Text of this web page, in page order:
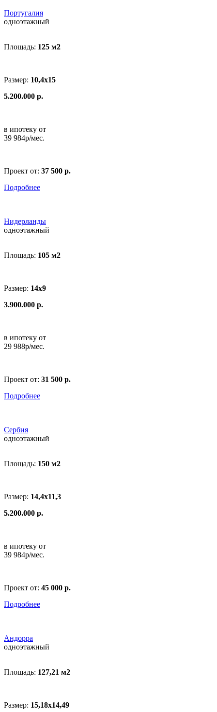
Португалия
одноэтажный
Площадь: 125 м2
Размер: 10,4х15
5.200.000 р.
в ипотеку от
39 984р/мес.
Проект от: 37 500 р.
Подробнее
Нидерланды
одноэтажный
Площадь: 105 м2
Размер: 14х9
3.900.000 р.
в ипотеку от
29 988р/мес.
Проект от: 31 500 р.
Подробнее
Сербия
одноэтажный
Площадь: 150 м2
Размер: 14,4х11,3
5.200.000 р.
в ипотеку от
39 984р/мес.
Проект от: 45 000 р.
Подробнее
Андорра
одноэтажный
Площадь: 127,21 м2
Размер: 15,18x14,49